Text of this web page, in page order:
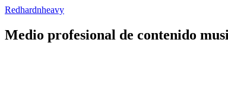
Redhardnheavy
Medio profesional de contenido